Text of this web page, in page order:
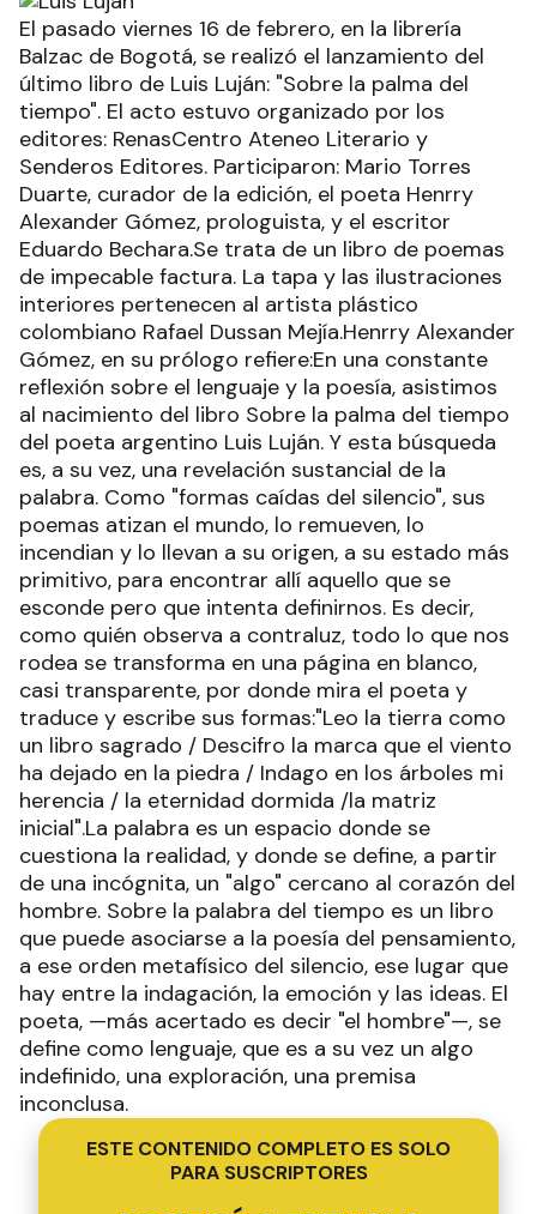
El pasado viernes 16 de febrero, en la librería
Balzac de Bogotá, se realizó el lanzamiento del
último libro de Luis Luján: "Sobre la palma del
tiempo". El acto estuvo organizado por los
editores: RenasCentro Ateneo Literario y
Senderos Editores. Participaron: Mario Torres
Duarte, curador de la edición, el poeta Henrry
Alexander Gómez, prologuista, y el escritor
Eduardo Bechara.Se trata de un libro de poemas
de impecable factura. La tapa y las ilustraciones
interiores pertenecen al artista plástico
colombiano Rafael Dussan Mejía.Henrry Alexander
Gómez, en su prólogo refiere:En una constante
reflexión sobre el lenguaje y la poesía, asistimos
al nacimiento del libro Sobre la palma del tiempo
del poeta argentino Luis Luján. Y esta búsqueda
es, a su vez, una revelación sustancial de la
palabra. Como "formas caídas del silencio", sus
poemas atizan el mundo, lo remueven, lo
incendian y lo llevan a su origen, a su estado más
primitivo, para encontrar allí aquello que se
esconde pero que intenta definirnos. Es decir,
como quién observa a contraluz, todo lo que nos
rodea se transforma en una página en blanco,
casi transparente, por donde mira el poeta y
traduce y escribe sus formas:"Leo la tierra como
un libro sagrado / Descifro la marca que el viento
ha dejado en la piedra / Indago en los árboles mi
herencia / la eternidad dormida /la matriz
inicial".La palabra es un espacio donde se
cuestiona la realidad, y donde se define, a partir
de una incógnita, un "algo" cercano al corazón del
hombre. Sobre la palabra del tiempo es un libro
que puede asociarse a la poesía del pensamiento,
a ese orden metafísico del silencio, ese lugar que
hay entre la indagación, la emoción y las ideas. El
poeta, —más acertado es decir "el hombre"—, se
define como lenguaje, que es a su vez un algo
indefinido, una exploración, una premisa
inconclusa.
ESTE CONTENIDO COMPLETO ES SOLO
PARA SUSCRIPTORES